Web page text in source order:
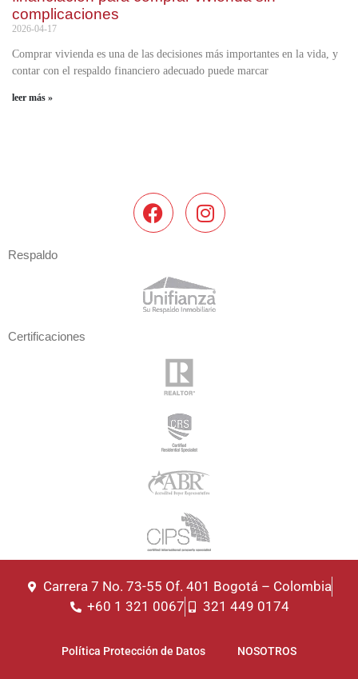
complicaciones
2026-04-17
Comprar vivienda es una de las decisiones más importantes en la vida, y
contar con el respaldo financiero adecuado puede marcar
leer más »
Respaldo
Certificaciones
Carrera 7 No. 73-55 Of. 401 Bogotá – Colombia
+60 1 321 0067
321 449 0174
Política Protección de Datos NOSOTROS